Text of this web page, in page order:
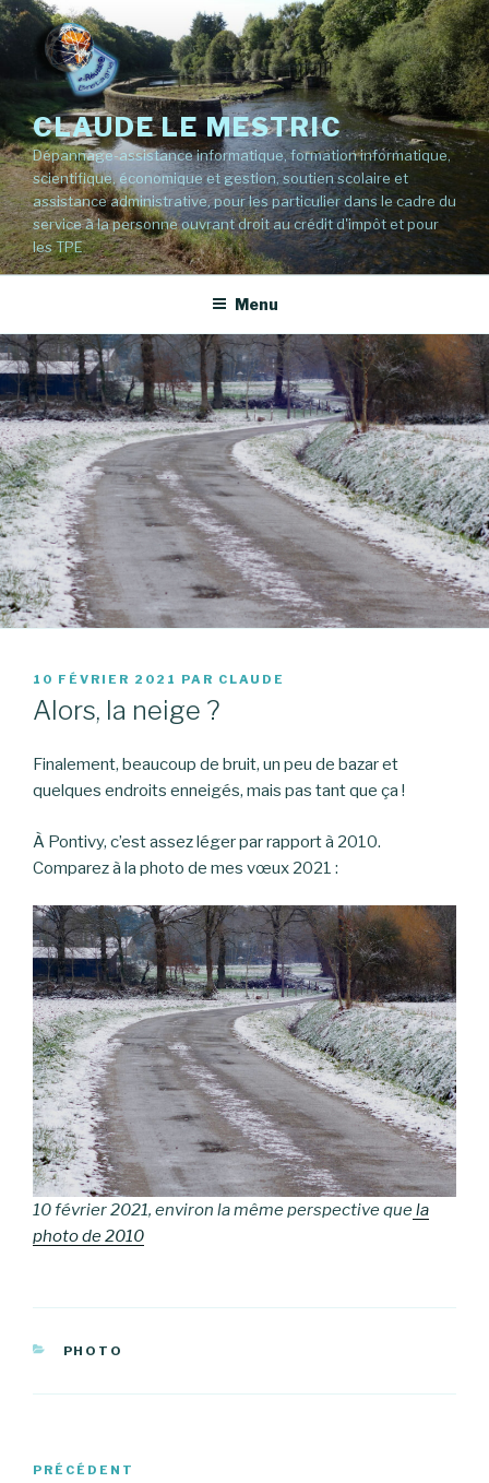
Aller
au
contenu
principal
CLAUDE LE MESTRIC
Dépannage-assistance informatique, formation informatique,
scientifique, économique et gestion, soutien scolaire et
assistance administrative, pour les particulier dans le cadre du
service à la personne ouvrant droit au crédit d'impôt et pour
les TPE
Menu
PUBLIÉ
LE
10 FÉVRIER 2021 PAR CLAUDE
Alors, la neige ?
Finalement, beaucoup de bruit, un peu de bazar et
quelques endroits enneigés, mais pas tant que ça !
À Pontivy, c’est assez léger par rapport à 2010.
Comparez à la photo de mes vœux 2021 :
10 février 2021, environ la même perspective quela
photo de 2010
CATÉGORIES
PHOTO
Navigation
Article
PRÉCÉDENT